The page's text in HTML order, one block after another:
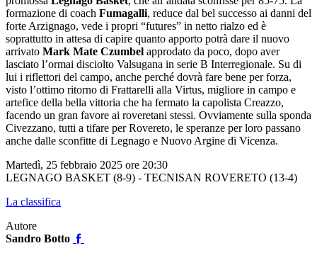
formazione di coach Fumagalli, reduce dal bel successo ai danni del
forte Arzignago, vede i propri “futures” in netto rialzo ed è
soprattutto in attesa di capire quanto apporto potrà dare il nuovo
arrivato Mark Mate Czumbel approdato da poco, dopo aver
lasciato l’ormai disciolto Valsugana in serie B Interregionale. Su di
lui i riflettori del campo, anche perché dovrà fare bene per forza,
visto l’ottimo ritorno di Frattarelli alla Virtus, migliore in campo e
artefice della bella vittoria che ha fermato la capolista Creazzo,
facendo un gran favore ai roveretani stessi. Ovviamente sulla sponda
Civezzano, tutti a tifare per Rovereto, le speranze per loro passano
anche dalle sconfitte di Legnago e Nuovo Argine di Vicenza.
Martedì, 25 febbraio 2025 ore 20:30
LEGNAGO BASKET (8-9) - TECNISAN ROVERETO (13-4)
La classifica
Autore
Sandro Botto